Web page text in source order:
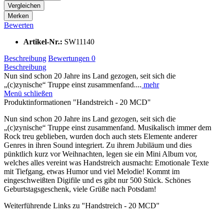
Vergleichen
Merken
Bewerten
Artikel-Nr.: SW11140
Beschreibung Bewertungen 0
Beschreibung
Nun sind schon 20 Jahre ins Land gezogen, seit sich die
„(c)zynische“ Truppe einst zusammenfand.... mehr
Menü schließen
Produktinformationen "Handstreich - 20 MCD"
Nun sind schon 20 Jahre ins Land gezogen, seit sich die
„(c)zynische“ Truppe einst zusammenfand. Musikalisch immer dem
Rock treu geblieben, wurden doch auch stets Elemente anderer
Genres in ihren Sound integriert. Zu ihrem Jubiläum und dies
pünktlich kurz vor Weihnachten, legen sie ein Mini Album vor,
welches alles vereint was Handstreich ausmacht: Emotionale Texte
mit Tiefgang, etwas Humor und viel Melodie! Kommt im
eingeschweißten Digifile und es gibt nur 500 Stück. Schönes
Geburtstagsgeschenk, viele Grüße nach Potsdam!
Weiterführende Links zu "Handstreich - 20 MCD"